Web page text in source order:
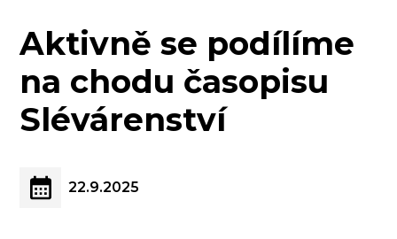
Aktivně se podílíme
na chodu časopisu
Slévárenství
22.9.2025